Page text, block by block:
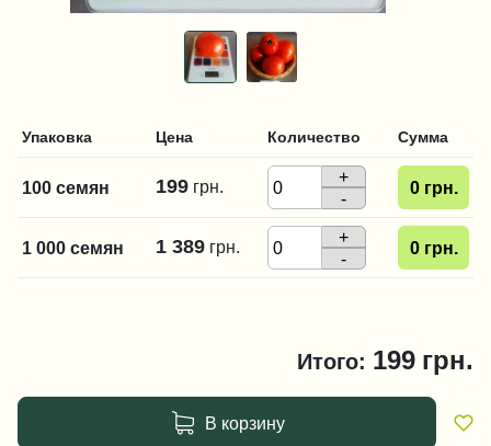
Упаковка Цена Количество Сумма
100 семян 199 грн.
+
-
0 грн.
1 000 семян 1 389 грн.
+
-
0 грн.
Итого: 199 грн.
В корзину